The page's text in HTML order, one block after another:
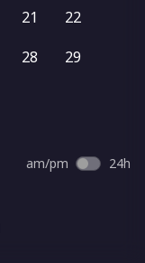
21
22
28
29
am/pm 24h